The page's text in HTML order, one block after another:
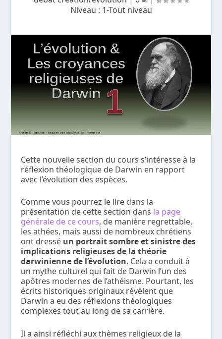
Niveau : 1-Tout niveau
Cette nouvelle section du cours s’intéresse à la
réflexion théologique de Darwin en rapport
avec l’évolution des espèces.
Comme vous pourrez le lire dans la
présentation de cette section dans la page
générale de ce cours, de manière regrettable,
les athées, mais aussi de nombreux chrétiens
ont dressé un portrait sombre et sinistre des
implications religieuses de la théorie
darwinienne de l’évolution. Cela a conduit à
un mythe culturel qui fait de Darwin l’un des
apôtres modernes de l’athéisme. Pourtant, les
écrits historiques originaux révèlent que
Darwin a eu des réflexions théologiques
complexes tout au long de sa carrière.
Il a ainsi réfléchi aux thèmes religieux de la